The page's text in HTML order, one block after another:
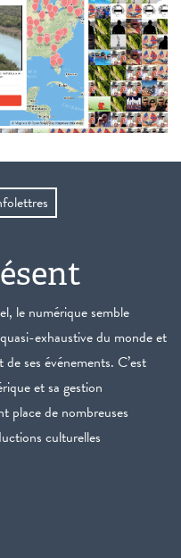
le numérique semble
exhaustive du monde et
ses événements. C’est
et sa gestion
place de nombreuses
culturelles